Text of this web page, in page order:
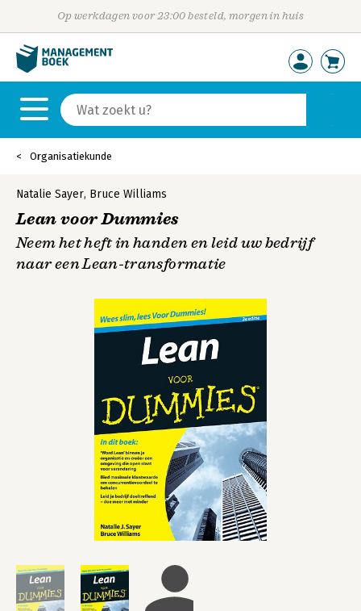
Op werkdagen voor 23:00 besteld, morgen in huis
Organisatiekunde
Natalie Sayer, Bruce Williams
Lean voor Dummies
Neem het heft in handen en leid uw bedrijf
naar een Lean-transformatie